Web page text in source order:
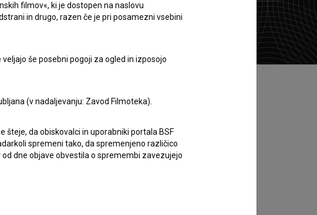
Faktor
filmov«, ki je dostopen na naslovu
in drugo, razen če je pri posamezni vsebini
še posebni pogoji za ogled in izposojo
(v nadaljevanju: Zavod Filmoteka).
šteje, da obiskovalci in uporabniki portala BSF
spremeni tako, da spremenjeno različico
dne objave obvestila o spremembi zavezujejo